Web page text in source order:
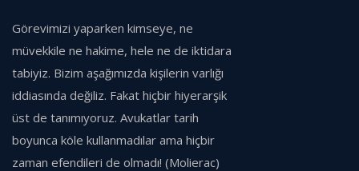
Görevimizi yaparken kimseye, ne
müvekkile ne hakime, hele ne de iktidara
tabiyiz. Bizim aşağımızda kişilerin varlığı
iddiasında değiliz. Fakat hiçbir hiyerarşik
üst de tanımıyoruz. Avukatlar tarih
boyunca köle kullanmadılar ama hiçbir
zaman efendileri de olmadı! (Molierac)